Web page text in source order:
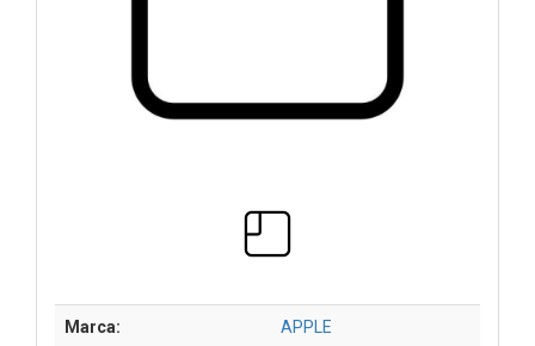
Marca: APPLE